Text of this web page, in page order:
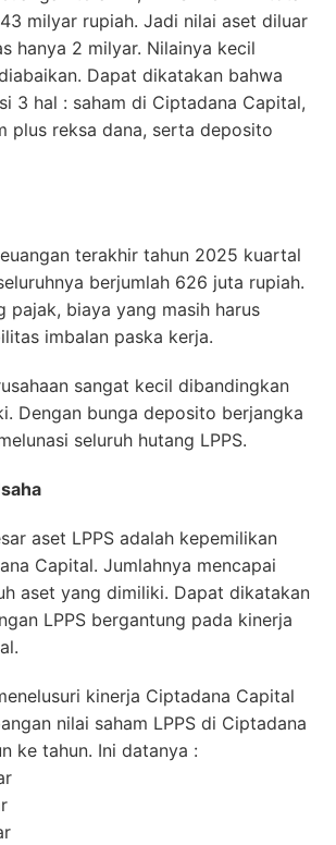
milyar rupiah. Jadi nilai aset diluar
hanya 2 milyar. Nilainya kecil
Dapat dikatakan bahwa
3 hal : saham di Ciptadana Capital,
plus reksa dana, serta deposito
terakhir tahun 2025 kuartal
berjumlah 626 juta rupiah.
pajak, biaya yang masih harus
imbalan paska kerja.
sangat kecil dibandingkan
Dengan bunga deposito berjangka
seluruh hutang LPPS.
aset LPPS adalah kepemilikan
Capital. Jumlahnya mencapai
aset yang dimiliki. Dapat dikatakan
LPPS bergantung pada kinerja
kinerja Ciptadana Capital
nilai saham LPPS di Ciptadana
ke tahun. Ini datanya :